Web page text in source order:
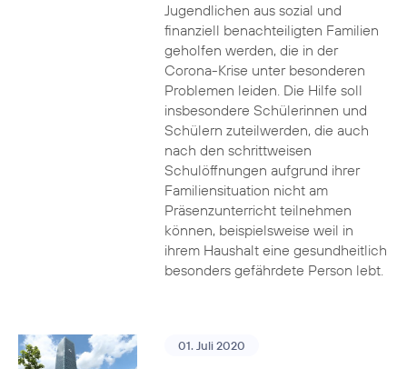
Jugendlichen aus sozial und
finanziell benachteiligten Familien
geholfen werden, die in der
Corona-Krise unter besonderen
Problemen leiden. Die Hilfe soll
insbesondere Schülerinnen und
Schülern zuteilwerden, die auch
nach den schrittweisen
Schulöffnungen aufgrund ihrer
Familiensituation nicht am
Präsenzunterricht teilnehmen
können, beispielsweise weil in
ihrem Haushalt eine gesundheitlich
besonders gefährdete Person lebt.
01. Juli 2020